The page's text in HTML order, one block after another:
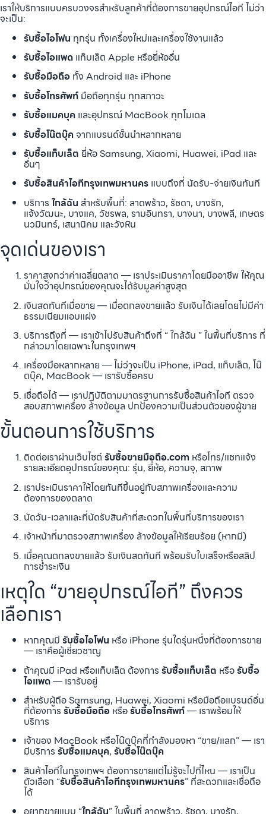
เราให้บริการแบบครบวงจรสำหรับลูกค้าที่ต้องการขายอุปกรณ์ไอที ไม่ว่า
จะเป็น:
รับซื้อไอโฟน ทุกรุ่น ทั้งเครื่องใหม่และเครื่องใช้งานแล้ว
รับซื้อไอแพด แท็บเล็ต Apple หรือยี่ห้ออื่น
รับซื้อมือถือ ทั้ง Android และ iPhone
รับซื้อโทรศัพท์ มือถือทุกรุ่น ทุกสภาวะ
รับซื้อแมคบุค และอุปกรณ์ MacBook ทุกโมเดล
รับซื้อโน๊ตบุ๊คจากแบรนด์ชั้นนำหลากหลาย
รับซื้อแท็บเล็ต ยี่ห้อ Samsung, Xiaomi, Huawei, iPad และ
อื่นๆ
รับซื้อสินค้าไอทีกรุงเทพมหานคร แบบถึงที่ นัดรับ-จ่ายเงินทันที
บริการ ใกล้ฉัน สำหรับพื้นที่: ลาดพร้าว, รัชดา, บางรัก,
แจ้งวัฒนะ, บางแค, วัชรพล, รามอินทรา, บางนา, บางพลี, เกษตร
นวมินทร์, เสนานิคม และวังหิน
จุดเด่นของเรา
ราคาสูงกว่าค่าเฉลี่ยตลาด — เราประเมินราคาโดยมืออาชีพ ให้คุณ
มั่นใจว่าอุปกรณ์ของคุณจะได้รับมูลค่าสูงสุด
เงินสดทันทีเมื่อขาย — เมื่อตกลงขายแล้ว รับเงินได้เลยโดยไม่มีค่า
ธรรมเนียมแอบแฝง
บริการถึงที่ — เราเข้าไปรับสินค้าถึงที่ “ ใกล้ฉัน ” ในพื้นที่บริการ ที่
กล่าวมาโดยเฉพาะในกรุงเทพฯ
เครื่องมือหลากหลาย — ไม่ว่าจะเป็น iPhone, iPad, แท็บเล็ต, โน๊
ตบุ๊ค, MacBook — เรารับซื้อครบ
เชื่อถือได้ — เราปฏิบัติตามมาตรฐานการรับซื้อสินค้าไอที ตรวจ
สอบสภาพเครื่อง ล้างข้อมูล ปกป้องความเป็นส่วนตัวของผู้ขาย
ขั้นตอนการใช้บริการ
ติดต่อเราผ่านเว็บไซต์รับซื้อขายมือถือ.com หรือโทร/แชทแจ้ง
รายละเอียดอุปกรณ์ของคุณ: รุ่น, ยี่ห้อ, ความจุ, สภาพ
เราประเมินราคาให้โดยทันทีขึ้นอยู่กับสภาพเครื่องและความ
ต้องการของตลาด
นัดวัน-เวลาและที่นัดรับสินค้าที่สะดวกในพื้นที่บริการของเรา
เจ้าหน้าที่มาตรวจสภาพเครื่อง ล้างข้อมูลให้เรียบร้อย (หากมี)
เมื่อคุณตกลงขายแล้ว รับเงินสดทันที พร้อมรับใบเสร็จหรือสลิป
การชำระเงิน
เหตุใด “ขายอุปกรณ์ไอที” ถึงควร
เลือกเรา
หากคุณมี รับซื้อไอโฟน หรือ iPhone รุ่นใดรุ่นหนึ่งที่ต้องการขาย
— เราคือผู้เชี่ยวชาญ
ถ้าคุณมี iPad หรือแท็บเล็ต ต้องการ รับซื้อแท็บเล็ต หรือรับซื้อ
ไอแพด— เรารับอยู่
สำหรับผู้ถือ Samsung, Huawei, Xiaomi หรือมือถือแบรนด์อื่น
ที่ต้องการ รับซื้อมือถือ หรือรับซื้อโทรศัพท์— เราพร้อมให้
บริการ
เจ้าของ MacBook หรือโน๊ตบุ๊คที่กำลังมองหา “ขาย/แลก” — เรา
มีบริการ รับซื้อแมคบุค, รับซื้อโน๊ตบุ๊ค
สินค้าไอทีในกรุงเทพฯ ต้องการขายแต่ไม่รู้จะไปที่ไหน — เราเป็น
ตัวเลือก “รับซื้อสินค้าไอทีกรุงเทพมหานคร” ที่สะดวกและเชื่อถือ
ได้